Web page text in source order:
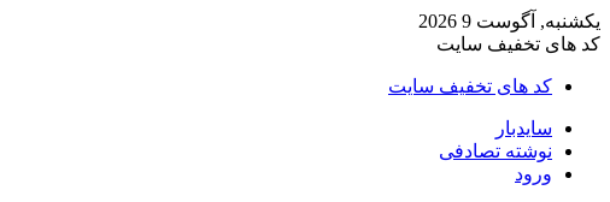
یکشنبه, آگوست 9 2026
کد های تخفیف سایت
کد های تخفیف سایت
سایدبار
نوشته تصادفی
ورود